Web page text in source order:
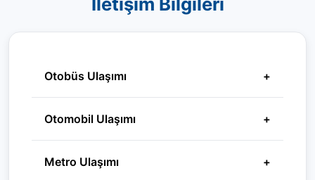
Otobüs Ulaşımı +
Otomobil Ulaşımı +
Metro Ulaşımı +